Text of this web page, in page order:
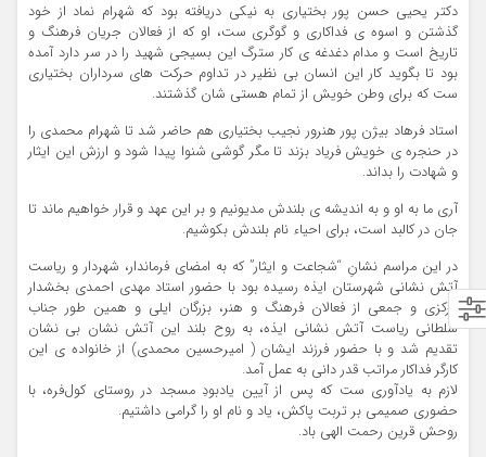
دکتر یحیی حسن پور بختیاری به نیکی دریافته بود که شهرام نماد از خود
گذشتن و اسوه ی فداکاری و گوگری ست، او که از فعالان جریان فرهنگ و
تاریخ است و مدام دغدغه ی کار سترگ این بسیجی شهید را در سر دارد آمده
بود تا بگوید کار این انسان بی نظیر در تداوم حرکت های سرداران بختیاری
ست که برای وطن خویش از تمام هستی شان گذشتند.
استاد فرهاد بیژن پور هنرور نجیب بختیاری هم حاضر شد تا شهرام محمدی را
در حنجره ی خویش فریاد بزند تا مگر گوشی شنوا پیدا شود و ارزش این ایثار
و شهادت را بداند.
آری ما به او و به اندیشه ی بلندش مدیونیم و بر این عهد و قرار خواهیم ماند تا
جان در کالبد است، برای احیاء نام بلندش بکوشیم.
در این مراسم نشانِ “شجاعت و ایثار” که به امضای فرماندار، شهردار و ریاست
آتش نشانی شهرستان ایذه رسیده بود با حضور استاد مهدی احمدی بخشدار
مرکزی و جمعی از فعالان فرهنگ و هنر، بزرگان ایلی و همین طور جناب
سلطانی ریاست آتش نشانی ایذه، به روح بلند این آتش نشان بی نشان
تقدیم شد و با حضور فرزند ایشان ( امیرحسین محمدی) از خانواده ی این
کارگر فداکار مراتب قدر دانی به عمل آمد.
لازم به یادآوری ست که پس از آیین یادبودِ مسجد در روستای کول‌فره، با
حضوری صمیمی بر تربت پاکش، یاد و نام او را گرامی داشتیم.
روحش قرین رحمت الهی باد.